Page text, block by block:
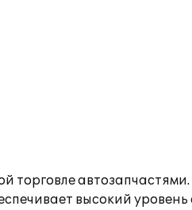
высокий уровень